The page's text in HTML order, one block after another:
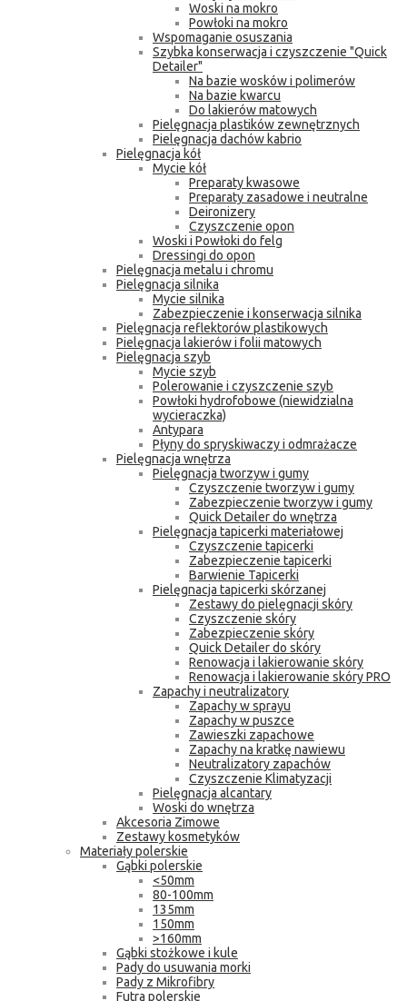
Woski na mokro
Powłoki na mokro
Wspomaganie osuszania
Szybka konserwacja i czyszczenie "Quick
Detailer"
Na bazie wosków i polimerów
Na bazie kwarcu
Do lakierów matowych
Pielęgnacja plastików zewnętrznych
Pielęgnacja dachów kabrio
Pielęgnacja kół
Mycie kół
Preparaty kwasowe
Preparaty zasadowe i neutralne
Deironizery
Czyszczenie opon
Woski i Powłoki do felg
Dressingi do opon
Pielęgnacja metalu i chromu
Pielęgnacja silnika
Mycie silnika
Zabezpieczenie i konserwacja silnika
Pielęgnacja reflektorów plastikowych
Pielęgnacja lakierów i folii matowych
Pielęgnacja szyb
Mycie szyb
Polerowanie i czyszczenie szyb
Powłoki hydrofobowe (niewidzialna
wycieraczka)
Antypara
Płyny do spryskiwaczy i odmrażacze
Pielęgnacja wnętrza
Pielęgnacja tworzyw i gumy
Czyszczenie tworzyw i gumy
Zabezpieczenie tworzyw i gumy
Quick Detailer do wnętrza
Pielęgnacja tapicerki materiałowej
Czyszczenie tapicerki
Zabezpieczenie tapicerki
Barwienie Tapicerki
Pielęgnacja tapicerki skórzanej
Zestawy do pielęgnacji skóry
Czyszczenie skóry
Zabezpieczenie skóry
Quick Detailer do skóry
Renowacja i lakierowanie skóry
Renowacja i lakierowanie skóry PRO
Zapachy i neutralizatory
Zapachy w sprayu
Zapachy w puszce
Zawieszki zapachowe
Zapachy na kratkę nawiewu
Neutralizatory zapachów
Czyszczenie Klimatyzacji
Pielęgnacja alcantary
Woski do wnętrza
Akcesoria Zimowe
Zestawy kosmetyków
Materiały polerskie
Gąbki polerskie
<50mm
80-100mm
135mm
150mm
>160mm
Gąbki stożkowe i kule
Pady do usuwania morki
Pady z Mikrofibry
Futra polerskie